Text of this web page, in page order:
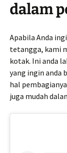
dalam
Apabila Anda
tetangga, kami
kotak. Ini anda
yang ingin anda
hal
juga mudah